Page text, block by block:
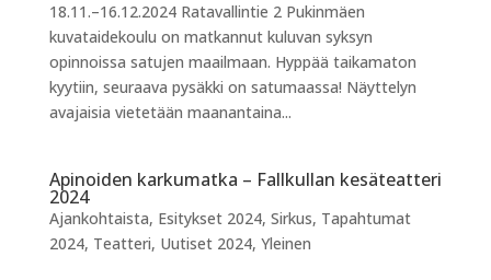
18.11.–16.12.2024 Ratavallintie 2 Pukinmäen
kuvataidekoulu on matkannut kuluvan syksyn
opinnoissa satujen maailmaan. Hyppää taikamaton
kyytiin, seuraava pysäkki on satumaassa! Näyttelyn
avajaisia vietetään maanantaina...
Apinoiden karkumatka – Fallkullan kesäteatteri
2024
Ajankohtaista, Esitykset 2024, Sirkus, Tapahtumat
2024, Teatteri, Uutiset 2024, Yleinen